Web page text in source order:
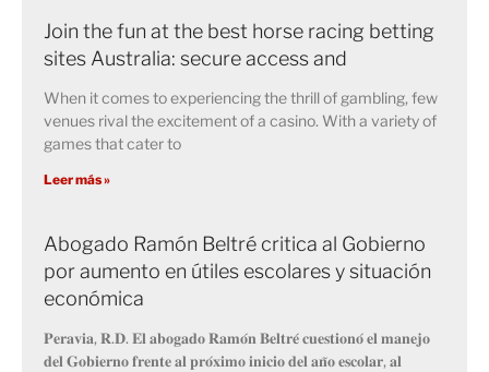
Join the fun at the best horse racing betting
sites Australia: secure access and
When it comes to experiencing the thrill of gambling, few
venues rival the excitement of a casino. With a variety of
games that cater to
Leer más »
Abogado Ramón Beltré critica al Gobierno
por aumento en útiles escolares y situación
económica
𝐏𝐞𝐫𝐚𝐯𝐢𝐚, 𝐑.𝐃. 𝐄𝐥 𝐚𝐛𝐨𝐠𝐚𝐝𝐨 𝐑𝐚𝐦𝐨́𝐧 𝐁𝐞𝐥𝐭𝐫𝐞́ 𝐜𝐮𝐞𝐬𝐭𝐢𝐨𝐧𝐨́ 𝐞𝐥 𝐦𝐚𝐧𝐞𝐣𝐨
𝐝𝐞𝐥 𝐆𝐨𝐛𝐢𝐞𝐫𝐧𝐨 𝐟𝐫𝐞𝐧𝐭𝐞 𝐚𝐥 𝐩𝐫𝐨́𝐱𝐢𝐦𝐨 𝐢𝐧𝐢𝐜𝐢𝐨 𝐝𝐞𝐥 𝐚𝐧̃𝐨 𝐞𝐬𝐜𝐨𝐥𝐚𝐫, 𝐚𝐥